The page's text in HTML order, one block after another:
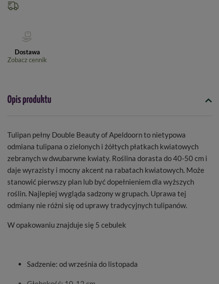
Dostawa
Zobacz cennik
Opis produktu
Tulipan pełny Double Beautyof Apeldoornto nietypowa
odmiana tulipana o zielonych i żółtych płatkach kwiatowych
zebranych w dwubarwne kwiaty. Roślina dorasta do40-50 cm i
daje wyrazisty i mocny akcent na rabatach kwiatowych. Może
stanowić pierwszy plan lub być dopełnieniem dla wyższych
roślin. Najlepiej wygląda sadzony w grupach. Uprawa tej
odmiany nie różni się od uprawy tradycyjnych tulipanów.
W opakowaniu znajduje się 5 cebulek
Sadzenie: od września do listopada